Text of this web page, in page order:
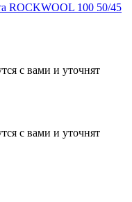
ROCKWOOL 100 50/45
с вами и уточнят
с вами и уточнят